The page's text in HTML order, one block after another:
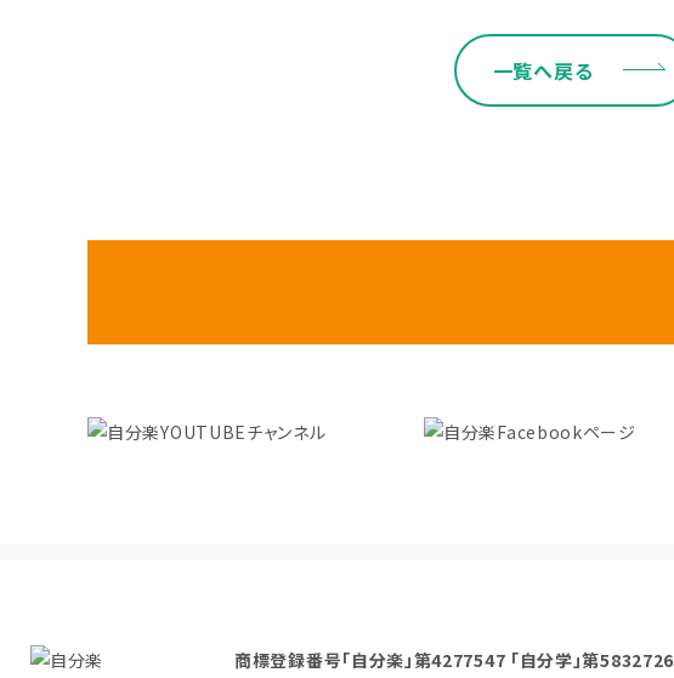
一覧へ戻る
商標登録番号「自分楽」第4277547 「自分学」第5832726